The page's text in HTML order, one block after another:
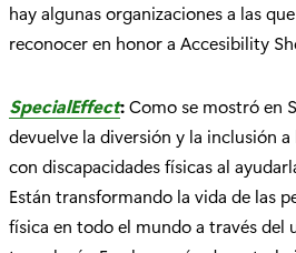
hay algunas organizaciones a las
reconocer en honor a Accesibility
SpecialEffect:Como se mostró en
devuelve la diversión y la inclusión a
con discapacidades físicas al
Están transformando la vida de las
física en todo el mundo a través del